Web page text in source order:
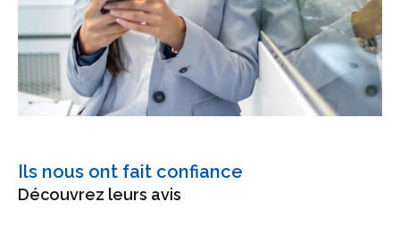
Ils nous ont fait confiance
Découvrez leurs avis